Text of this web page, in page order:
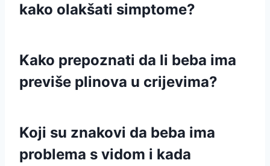
kako olakšati simptome?
Kako prepoznati da li beba ima
previše plinova u crijevima?
Koji su znakovi da beba ima
problema s vidom i kada